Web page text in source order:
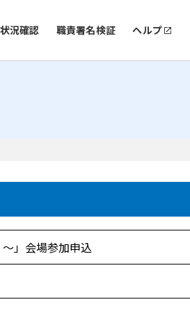
況確認 職責署名検証 ヘルプ
」会場参加申込